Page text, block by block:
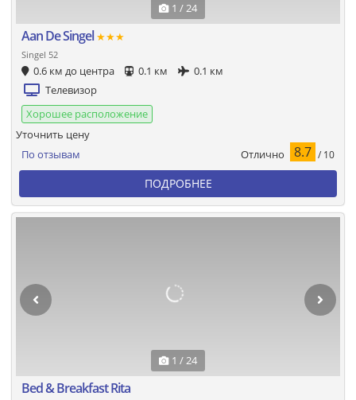
1 / 24
Aan De Singel★★★
Singel 52
0.6 км до центра 0.1 км
0.1 км
Телевизор
Хорошее расположение
По отзывам Отлично 8.7 / 10
Уточнить цену
ПОДРОБНЕЕ
1 / 24
Bed & Breakfast Rita